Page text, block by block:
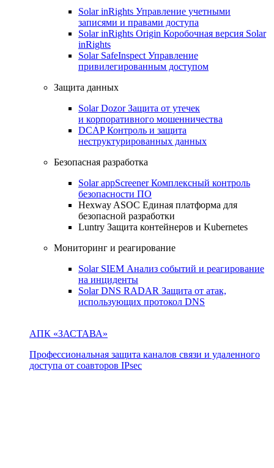
Solar inRights Управление учетными
записями и правами доступа
Solar inRights Origin Коробочная версия Solar
inRights
Solar SafeInspect Управление
привилегированным доступом
Защита данных
Solar DozorЗащита от утечек
и корпоративного мошенничества
DCAPКонтроль и защита
неструктурированных данных
Безопасная разработка
Solar appScreenerКомплексный контроль
безопасности ПО
Hexway ASOC Единая платформа для
безопасной разработки
Luntry Защита контейнеров и Kubernetes
Мониторинг и реагирование
Solar SIEM Анализ событий и реагирование
на инциденты
Solar DNS RADAR Защита от атак,
использующих протокол DNS
АПК «ЗАСТАВА»
Профессиональная защита каналов связи и удаленного
доступа от соавторов IPsec